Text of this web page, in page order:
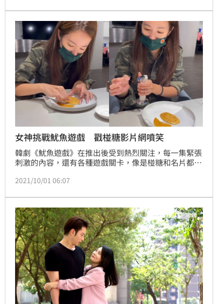
潮，至於為何能一直堅持在演藝圈努力？他則說「我想
證明父母沒有白領養我」，在實踐理想的過程，他遇上
養父母相繼離世，頓時失去生活一大重心。
女神挑戰魷魚遊戲 戳椪糖影片網噴笑
韓劇《魷魚遊戲》在推出後受到熱烈關注，每一集緊張
刺激的內容，還有各種遊戲關卡，像是椪糖和名片都成
蓁，昨日（30）也在社群媒體上曬出挑戰椪糖的影片，
網友大力狂讚。
2021/10/01 06:07